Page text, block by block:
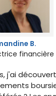
B.
financière
j'ai